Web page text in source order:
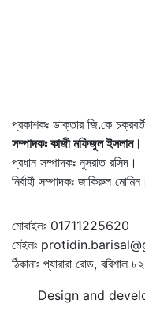
প্রকাশকঃ ডাক্তার জি.কে
সম্পাদকঃ কাজী মফিজুল ইসলাম।
প্রধান সম্পাদকঃ নুসরাত রসিদ।
নির্বাহী সম্পাদকঃ জাকিরুল মোমিন।
মোবাইলঃ 01711225620
মেইলঃ
ঠিকানাঃ প্যারারা রোড, বরিশাল
Design and